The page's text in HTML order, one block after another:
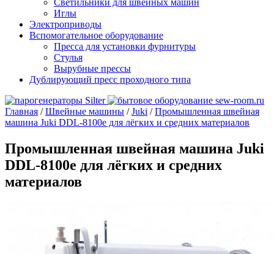
Светильники для швейных машин
Иглы
Электроприводы
Вспомогательное оборудование
Пресса для установки фурнитуры
Стулья
Вырубные прессы
Дублирующий пресс проходного типа
Главная /Швейные машины /Juki /Промышленная швейная
машина Juki DDL-8100e для лёгких и средних материалов
Промышленная швейная машина Juki
DDL-8100e для лёгких и средних
материалов